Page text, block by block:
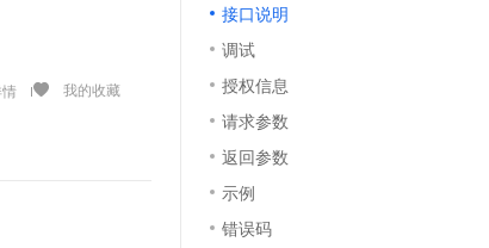
我的收藏
接口说明
调试
授权信息
请求参数
返回参数
示例
错误码
语音识别与合成
Qwen3-TTS-Flash
全托管，含MySQL、PostgreSQL、SQL Server、MariaDB多引擎
数字证书管理服务（原SSL证书）
实现全站HTTPS，呈现可信的WEB访问
短信服务
大数据开发治理平台 DataWorks
，轻松开启游戏
HappyHorse 打造一站式影视创作平台
漫剧工坊：一站式动画创作平台
快速生产连贯的高质量长漫剧
10 分钟搭建微信、支付宝小程序
高效部署网站，快速应用到小程序
一键激活电商全链路生产力
先锋实践拓展 AI 生产力的边界
飞天发布时刻
所见，即是所愿
AI 实训营
从基础到进阶，Agent 创客手把手教你
创新加速
Token 补贴，五大权
益加速 OPC 成功
公司注册
上云迁移
代维服务
伙伴信用分合作计划
更多支持
合作伙伴培训与认证
查询合作伙伴
登录合作伙伴管理后台
镜像站
我要反馈
我要建议
校园招聘